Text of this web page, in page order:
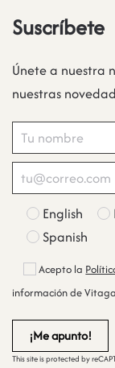
Suscríbete
Únete a nuestra
nuestras
English
Spanish
Acepto la
información de
This site is protected by